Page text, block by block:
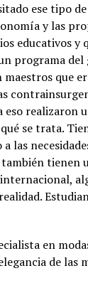
ese tipo
y las
educativos y
programa
que
eso realizaron
se trata.
las
tienen
en
de las